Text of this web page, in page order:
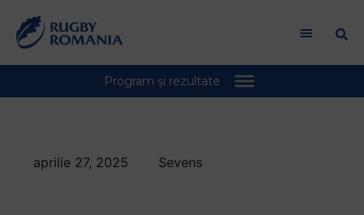
aprilie 27, 2025 Sevens